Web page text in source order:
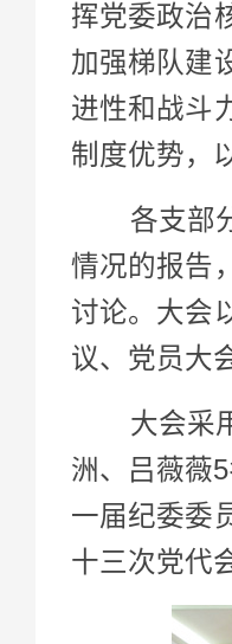
挥党委政治
加强梯队建
进性和战斗
制度优势，
各支部分
情况的报告
讨论。大会
议、党员大
大会采用
洲、吕薇薇
一届纪委委
十三次党代